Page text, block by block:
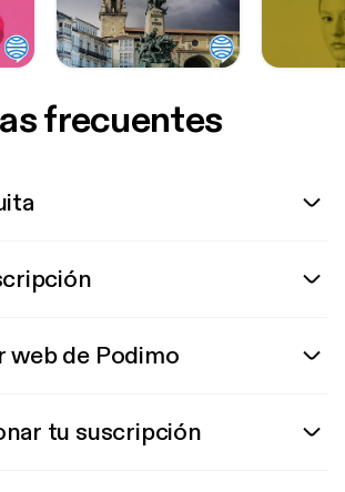
frecuentes
web de Podimo
tu suscripción